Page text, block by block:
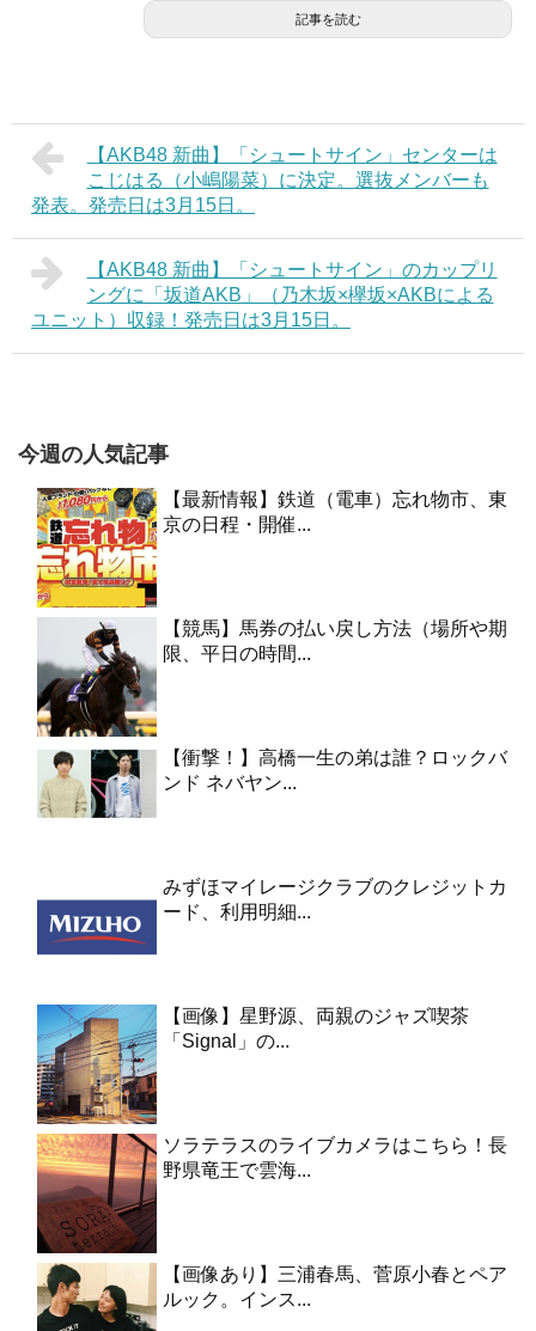
記事を読む
【AKB48 新曲】「シュートサイン」センターは
こじはる（小嶋陽菜）に決定。選抜メンバーも
発表。発売日は3月15日。
【AKB48 新曲】「シュートサイン」のカップリ
ングに「坂道AKB」（乃木坂×欅坂×AKBによる
ユニット）収録！発売日は3月15日。
今週の人気記事
【最新情報】鉄道（電車）忘れ物市、東
京の日程・開催...
【競馬】馬券の払い戻し方法（場所や期
限、平日の時間...
【衝撃！】高橋一生の弟は誰？ロックバ
ンド ネバヤン...
みずほマイレージクラブのクレジットカ
ード、利用明細...
【画像】星野源、両親のジャズ喫茶
「Signal」の...
ソラテラスのライブカメラはこちら！長
野県竜王で雲海...
【画像あり】三浦春馬、菅原小春とペア
ルック。インス...